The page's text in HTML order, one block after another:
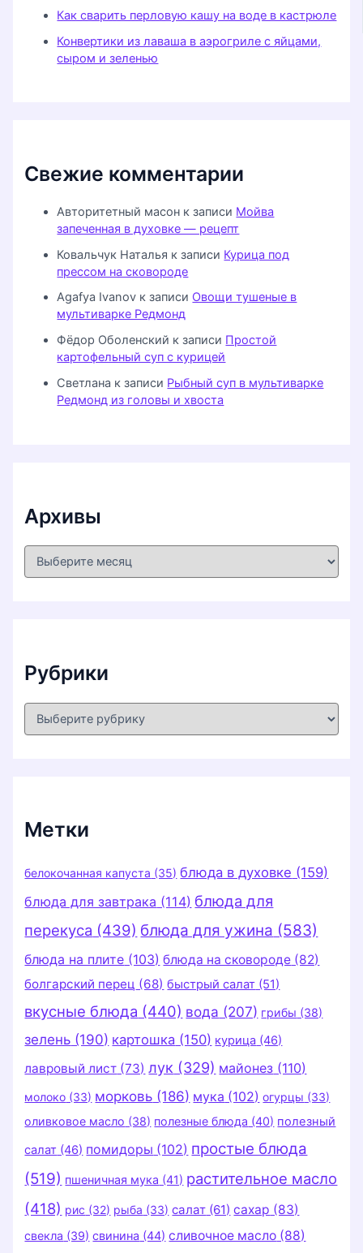
Как сварить перловую кашу на воде в кастрюле
Конвертики из лаваша в аэрогриле с яйцами,
сыром и зеленью
Свежие комментарии
Авторитетный масон к записи Мойва
запеченная в духовке — рецепт
Ковальчук Наталья к записи Курица под
прессом на сковороде
Agafya Ivanov к записи Овощи тушеные в
мультиварке Редмонд
Фёдор Оболенский к записи Простой
картофельный суп с курицей
Светлана к записи Рыбный суп в мультиварке
Редмонд из головы и хвоста
Архивы
А
Рубрики
Р
Метки
белокочанная капуста (35) блюда в духовке (159)
блюда для завтрака (114) блюда для
перекуса (439) блюда для ужина (583)
блюда на плите (103) блюда на сковороде (82)
болгарский перец (68) быстрый салат (51)
вкусные блюда (440) вода (207) грибы (38)
зелень (190) картошка (150) курица (46)
лавровый лист (73) лук (329) майонез (110)
молоко (33) морковь (186) мука (102) огурцы (33)
оливковое масло (38) полезные блюда (40) полезный
салат (46) помидоры (102) простые блюда
(519) пшеничная мука (41) растительное масло
(418) рис (32) рыба (33) салат (61) сахар (83)
свекла (39) свинина (44) сливочное масло (88)